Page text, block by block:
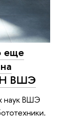
еще
ВШЭ
наук ВШЭ